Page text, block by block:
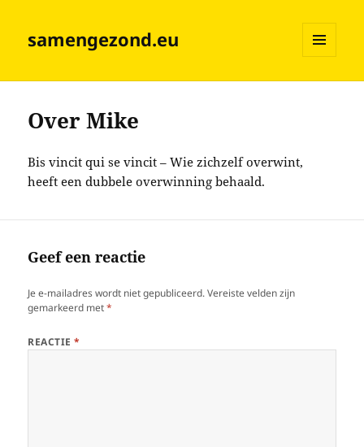
samengezond.eu
EN
Over Mike
Bis vincit qui se vincit – Wie zichzelf overwint,
heeft een dubbele overwinning behaald.
Geef een reactie
Je e-mailadres wordt niet gepubliceerd. Vereiste velden zijn
gemarkeerd met*
REACTIE*